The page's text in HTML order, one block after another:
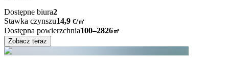
Dostępne biura2
Stawka czynszu14,9 €/㎡
Dostępna powierzchnia100–2826㎡
Zobacz teraz